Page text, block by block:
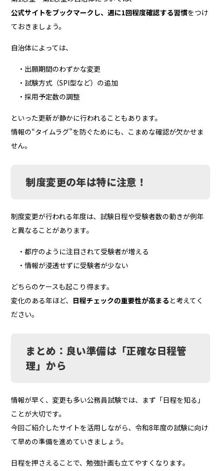
公式サイトをブックマークし、週に1回程度確認する習慣をつけ
ておきましょう。
自治体によっては、
・出願期間のわずかな変更
・試験方式（SPI型など）の追加
・採用予定数の調整
といった更新が静かに行われることもあります。
情報の“タイムラグ”を防ぐためにも、こまめな確認が欠かせま
せん。
制度変更の年は特に注意！
制度変更が行われる年度は、試験日程や受験者数の動きが例年
と異なることがあります。
・都庁のように注目されて受験者が増える
・情報が浸透せずに受験者が少ない
どちらのケースも起こり得ます。
変化のある年ほど、 日程チェックの重要性が高まると考えてく
ださい。
まとめ：良い準備は「正確な日程管
理」から
情報が早く、変更も多い公務員試験では、まず「日程を知る」
ことが大切です。
今回ご紹介したサイトを活用しながら、令和8年度の試験に向け
て早めの準備を進めていきましょう。
日程を押さえることで、勉強計画も立てやすくなります。